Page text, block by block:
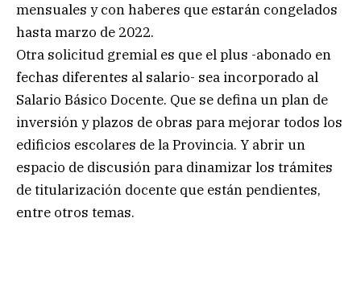
mensuales y con haberes que estarán congelados
hasta marzo de 2022.
Otra solicitud gremial es que el plus -abonado en
fechas diferentes al salario- sea incorporado al
Salario Básico Docente. Que se defina un plan de
inversión y plazos de obras para mejorar todos los
edificios escolares de la Provincia. Y abrir un
espacio de discusión para dinamizar los trámites
de titularización docente que están pendientes,
entre otros temas.